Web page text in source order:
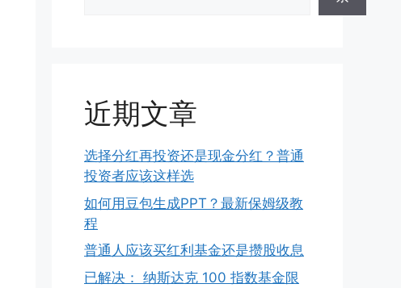
近期文章
选择分红再投资还是现金分红？普通
投资者应该这样选
如何用豆包生成PPT？最新保姆级教
程
普通人应该买红利基金还是攒股收息
已解决： 纳斯达克 100 指数基金限